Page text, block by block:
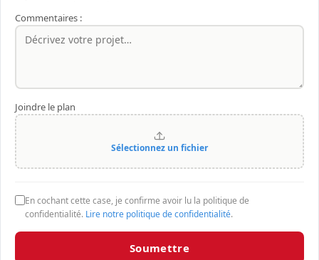
Commentaires :
Joindre le plan
Sélectionnez un fichier
En cochant cette case, je confirme avoir lu la politique de
confidentialité. Lire notre politique de confidentialité.
Soumettre